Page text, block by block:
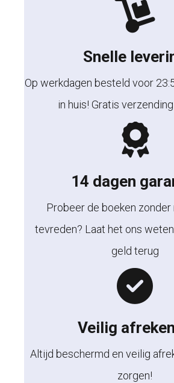
Snelle
Op werkdagen besteld voor
in huis! Gratis verzending
14 dagen
Probeer de boeken
tevreden? Laat het ons
geld terug
Veilig
Altijd beschermd en veilig
zorgen!